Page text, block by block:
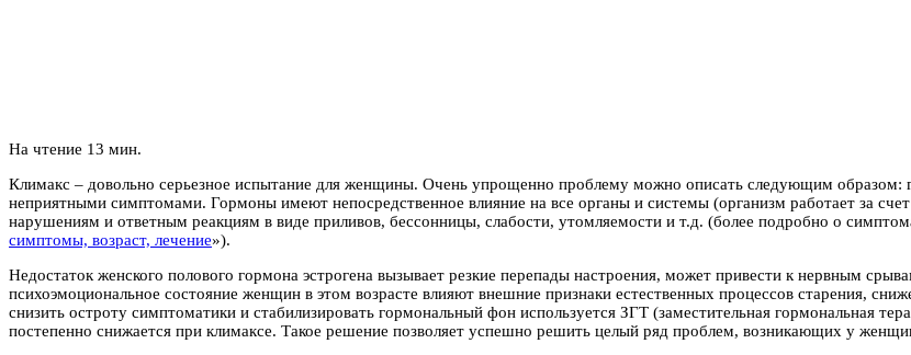
На чтение 13 мин.
Климакс – довольно серьезное испытание для женщины. Очень упрощенно проблему можно описать следующим образом:
неприятными симптомами. Гормоны имеют непосредственное влияние на все органы и системы (организм работает за
нарушениям и ответным реакциям в виде приливов, бессонницы, слабости, утомляемости и т.д. (более подробно о
симптомы, возраст, лечение»).
Недостаток женского полового гормона эстрогена вызывает резкие перепады настроения, может привести к нервным
психоэмоциональное состояние женщин в этом возрасте влияют внешние признаки естественных процессов старения,
снизить остроту симптоматики и стабилизировать гормональный фон используется ЗГТ (заместительная гормональная
постепенно снижается при климаксе. Такое решение позволяет успешно решить целый ряд проблем, возникающих у